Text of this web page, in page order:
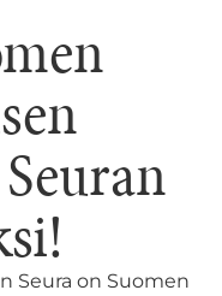
Seura on Suomen